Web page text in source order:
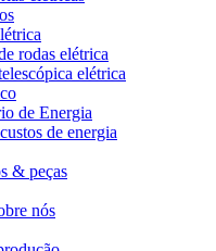
rodas elétrica
elétrica
de Energia
de energia
& peças
nós